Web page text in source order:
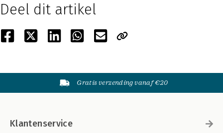
Deel dit artikel
Gratis verzending vanaf €20
Klantenservice